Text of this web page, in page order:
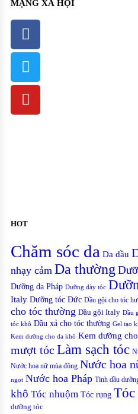
MẠNG XÃ HỘI
HOT
Chăm sóc da Da dầu
nhạy cảm Da thường
Dưỡng da Pháp Dưỡng dày tóc
Italy Dưỡng tóc Đức Dầu gội cho tóc
cho tóc thường Dầu gội Italy Dầu
tóc khô Dầu xả cho tóc thường Gel tạo
Kem dưỡng cho da khô Kem dưỡng
mượt tóc Làm sạch tóc
Nước hoa nữ mùa đông Nước hoa
ngọt Nước hoa Pháp Tinh dầu
khô Tóc nhuộm Tóc rụng Tóc
dưỡng tóc